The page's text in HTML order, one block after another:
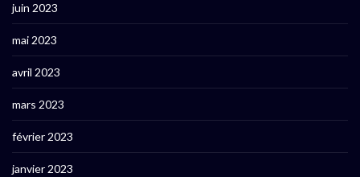
juin 2023
mai 2023
avril 2023
mars 2023
février 2023
janvier 2023